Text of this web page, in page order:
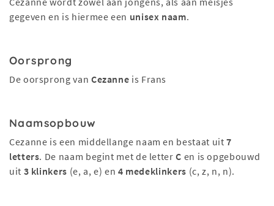
gegeven en is hiermee een unisex naam.
Oorsprong
De oorsprong van Cezanne is Frans
Naamsopbouw
Cezanne is een middellange naam en bestaat uit7
letters. De naam begint met de letterC en is opgebouwd
uit 3 klinkers (e, a, e) en 4 medeklinkers (c, z, n, n).